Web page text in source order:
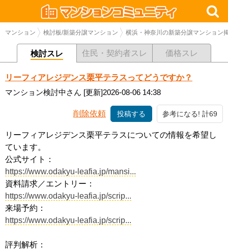
マンション 検討板/新築分譲マンション 横浜・神奈川の新築分譲マンション
検討スレ 住民・契約者スレ 価格スレ
リーフィアレジデンス栗平テラスってどうですか？
マンション検討中さん [更新]2026-08-06 14:38
削除依頼 投稿する 参考になる! 計69
リーフィアレジデンス栗平テラスについての情報を希望し
ています。
公式サイト：
https://www.odakyu-leafia.jp/mansi...
資料請求／エントリー：
https://www.odakyu-leafia.jp/scrip...
来場予約：
https://www.odakyu-leafia.jp/scrip...
評判解析：